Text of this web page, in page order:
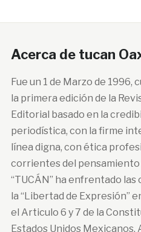
Acerca de tucan
Fue un 1 de Marzo de 1996,
la primera edición de la
Editorial basado en la
periodística, con la firme
línea digna, con ética
corrientes del pensamiento
“TUCÁN” ha enfrentado
la “Libertad de Expresión”
el Articulo 6 y 7 de la
Estados Unidos